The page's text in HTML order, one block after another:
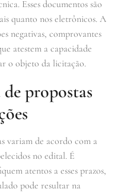
Esses documentos são
quanto nos eletrônicos. A
negativas, comprovantes
atestem a capacidade
o objeto da licitação.
propostas
variam de acordo com a
no edital. É
atentos a esses prazos,
pode resultar na